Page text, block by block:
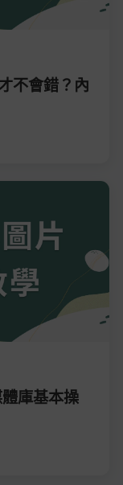
不會錯？內
庫基本操